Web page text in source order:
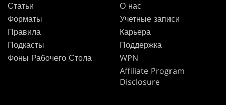
Статьи
Форматы
Правила
Подкасты
Фоны Рабочего Стола
О нас
Учетные записи
Карьера
Поддержка
WPN
Affiliate Program
Disclosure